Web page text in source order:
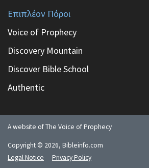
Επιπλέον Πόροι
Voice of Prophecy
Discovery Mountain
Discover Bible School
Authentic
A website of The Voice of Prophecy
Copyright © 2026, Bibleinfo.com
Legal Notice
Privacy Policy